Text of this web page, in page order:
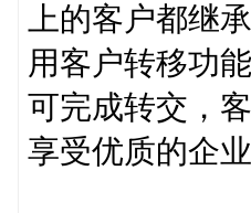
上的客户都继
用客户转移功
可完成转交，
享受优质的企业